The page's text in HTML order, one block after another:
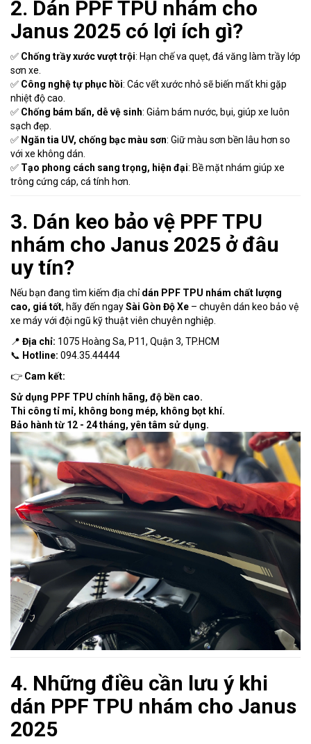
2. Dán PPF TPU nhám cho
Janus 2025 có lợi ích gì?
✅ Chống trầy xước vượt trội: Hạn chế va quẹt, đá văng làm trầy lớp
sơn xe.
✅ Công nghệ tự phục hồi: Các vết xước nhỏ sẽ biến mất khi gặp
nhiệt độ cao.
✅ Chống bám bẩn, dễ vệ sinh: Giảm bám nước, bụi, giúp xe luôn
sạch đẹp.
✅ Ngăn tia UV, chống bạc màu sơn: Giữ màu sơn bền lâu hơn so
với xe không dán.
✅ Tạo phong cách sang trọng, hiện đại: Bề mặt nhám giúp xe
trông cứng cáp, cá tính hơn.
3. Dán keo bảo vệ PPF TPU
nhám cho Janus 2025 ở đâu
uy tín?
Nếu bạn đang tìm kiếm địa chỉdán PPF TPU nhám chất lượng
cao, giá tốt, hãy đến ngaySài Gòn Độ Xe – chuyên dán keo bảo vệ
xe máy với đội ngũ kỹ thuật viên chuyên nghiệp.
📍 Địa chỉ: 1075 Hoàng Sa, P11, Quận 3, TP.HCM
📞 Hotline: 094.35.44444
👉 Cam kết:
Sử dụng PPF TPU chính hãng, độ bền cao.
Thi công tỉ mỉ, không bong mép, không bọt khí.
Bảo hành từ 12 - 24 tháng, yên tâm sử dụng.
4. Những điều cần lưu ý khi
dán PPF TPU nhám cho Janus
2025